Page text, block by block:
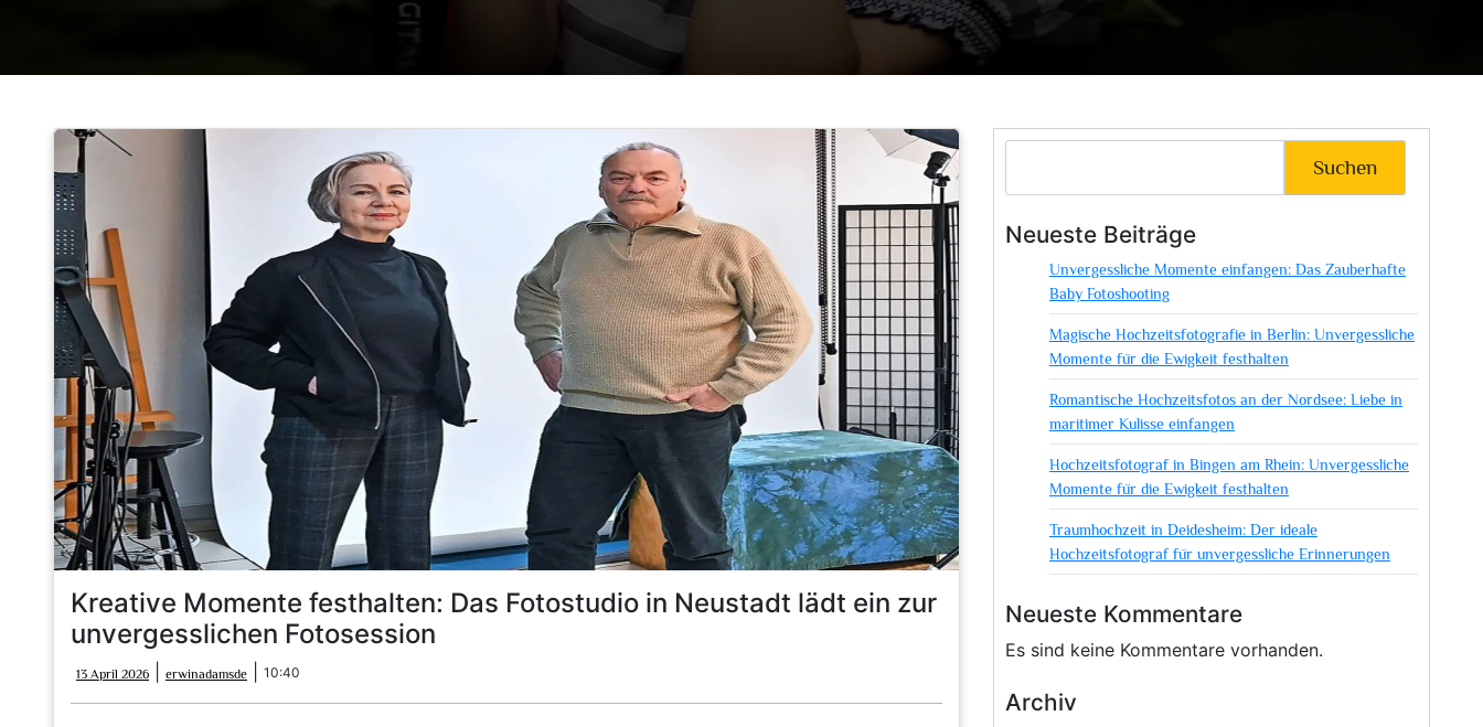
Kreative Momente festhalten: Das Fotostudio in Neustadt lädt ein zur
unvergesslichen Fotosession
13 April 2026
April
2026
erwinadamsde erwinadamsde
10:40
Suchen
Neueste Beiträge
Unvergessliche Momente einfangen: Das Zauberhafte
Baby Fotoshooting
Magische Hochzeitsfotografie in Berlin: Unvergessliche
Momente für die Ewigkeit festhalten
Romantische Hochzeitsfotos an der Nordsee: Liebe in
maritimer Kulisse einfangen
Hochzeitsfotograf in Bingen am Rhein: Unvergessliche
Momente für die Ewigkeit festhalten
Traumhochzeit in Deidesheim: Der ideale
Hochzeitsfotograf für unvergessliche Erinnerungen
Neueste Kommentare
Es sind keine Kommentare vorhanden.
Archiv